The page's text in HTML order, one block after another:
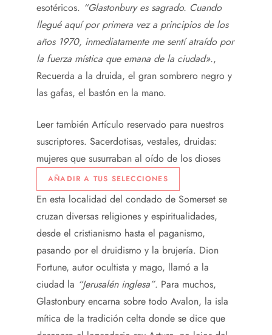
esotéricos. “Glastonbury es sagrado. Cuando
llegué aquí por primera vez a principios de los
años 1970, inmediatamente me sentí atraído por
la fuerza mística que emana de la ciudad».,
Recuerda a la druida, el gran sombrero negro y
las gafas, el bastón en la mano.
Leer también Artículo reservado para nuestros
suscriptores. Sacerdotisas, vestales, druidas:
mujeres que susurraban al oído de los dioses
AÑADIR A TUS SELECCIONES
En esta localidad del condado de Somerset se
cruzan diversas religiones y espiritualidades,
desde el cristianismo hasta el paganismo,
pasando por el druidismo y la brujería. Dion
Fortune, autor ocultista y mago, llamó a la
ciudad la “Jerusalén inglesa”. Para muchos,
Glastonbury encarna sobre todo Avalon, la isla
mítica de la tradición celta donde se dice que